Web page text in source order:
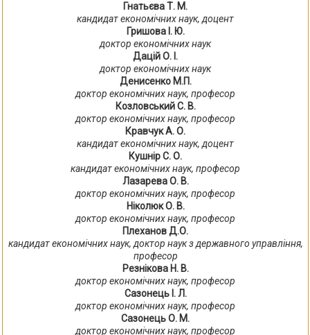
Гнатьєва Т. М.
кандидат економічних наук, доцент
Гришова І. Ю.
доктор економічних наук
Дацій О. І.
доктор економічних наук
Денисенко М.П.
доктор економічних наук, професор
Козловський С. В.
доктор економічних наук, професор
Кравчук А. О.
кандидат економічних наук, доцент
Кушнір С. О.
кандидат економічних наук, професор
Лазарева О. В.
доктор економічних наук, професор
Ніколюк О. В.
доктор економічних наук, професор
Плеханов Д.О.
кандидат економічних наук, доктор наук з державного управління,
професор
Резнікова Н. В.
доктор економічних наук, професор
Сазонець І. Л.
доктор економічних наук, професор
Сазонець О. М.
доктор економічних наук, професор